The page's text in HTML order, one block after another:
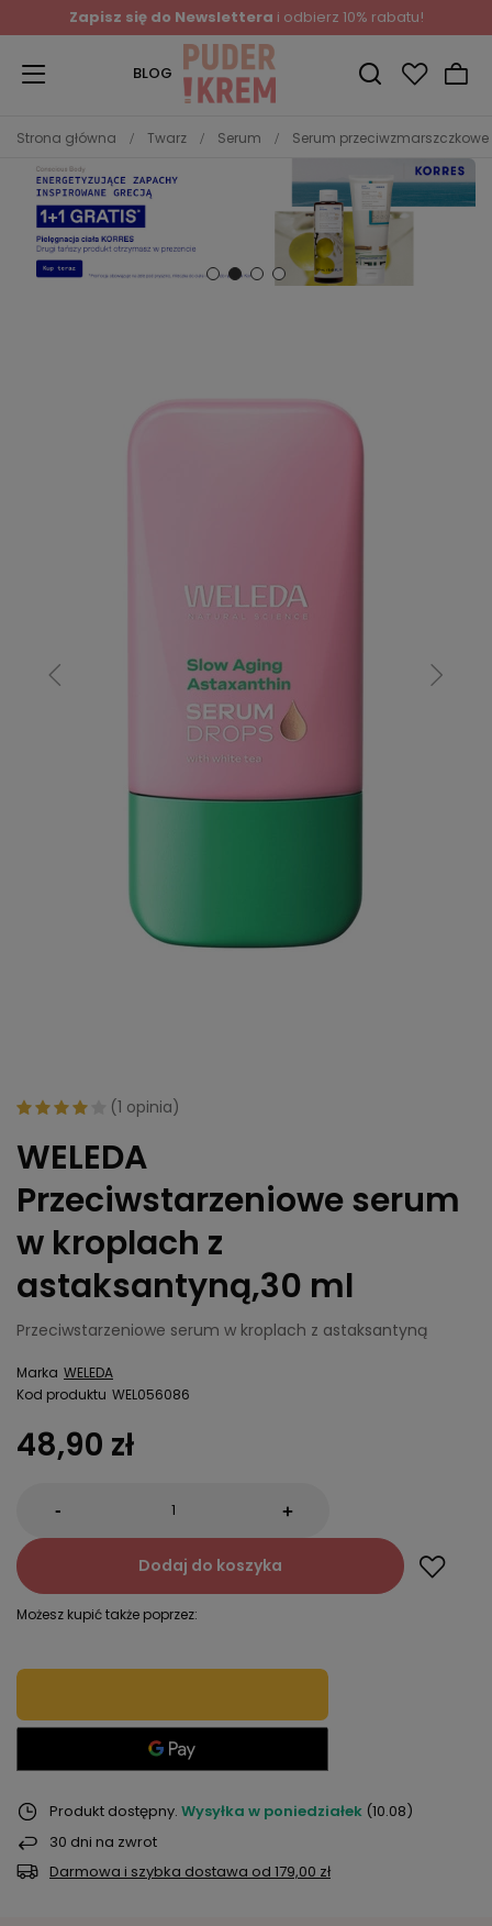
Zapisz się do Newslettera i odbierz 10% rabatu!
BLOG
Strona główna Twarz Serum Serum przeciwzmarszczkowe
(1 opinia)
WELEDA
Przeciwstarzeniowe serum
w kroplach z
astaksantyną,30 ml
Przeciwstarzeniowe serum w kroplach z astaksantyną
Marka WELEDA
Kod produktu WEL056086
48,90 zł
- +
Dodaj do koszyka
Możesz kupić także poprzez:
Produkt dostępny Wysyłka w poniedziałek (10.08)
30 dni na zwrot
Darmowa i szybka dostawa od 179,00 zł